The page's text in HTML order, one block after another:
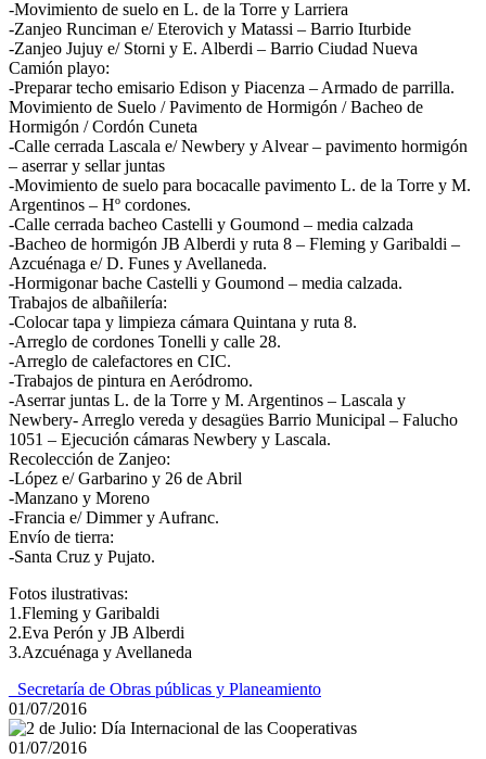
-Movimiento de suelo en L. de la Torre y Larriera
-Zanjeo Runciman e/ Eterovich y Matassi – Barrio Iturbide
-Zanjeo Jujuy e/ Storni y E. Alberdi – Barrio Ciudad Nueva
Camión playo:
-Preparar techo emisario Edison y Piacenza – Armado de parrilla.
Movimiento de Suelo / Pavimento de Hormigón / Bacheo de
Hormigón / Cordón Cuneta
-Calle cerrada Lascala e/ Newbery y Alvear – pavimento hormigón
– aserrar y sellar juntas
-Movimiento de suelo para bocacalle pavimento L. de la Torre y M.
Argentinos – Hº cordones.
-Calle cerrada bacheo Castelli y Goumond – media calzada
-Bacheo de hormigón JB Alberdi y ruta 8 – Fleming y Garibaldi –
Azcuénaga e/ D. Funes y Avellaneda.
-Hormigonar bache Castelli y Goumond – media calzada.
Trabajos de albañilería:
-Colocar tapa y limpieza cámara Quintana y ruta 8.
-Arreglo de cordones Tonelli y calle 28.
-Arreglo de calefactores en CIC.
-Trabajos de pintura en Aeródromo.
-Aserrar juntas L. de la Torre y M. Argentinos – Lascala y
Newbery- Arreglo vereda y desagües Barrio Municipal – Falucho
1051 – Ejecución cámaras Newbery y Lascala.
Recolección de Zanjeo:
-López e/ Garbarino y 26 de Abril
-Manzano y Moreno
-Francia e/ Dimmer y Aufranc.
Envío de tierra:
-Santa Cruz y Pujato.
Fotos ilustrativas:
1.Fleming y Garibaldi
2.Eva Perón y JB Alberdi
3.Azcuénaga y Avellaneda
_Secretaría de Obras públicas y Planeamiento
01/07/2016
01/07/2016